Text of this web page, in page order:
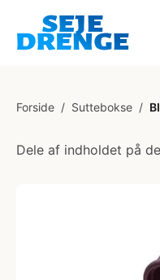
Forside / Suttebokse /
Dele af indholdet på